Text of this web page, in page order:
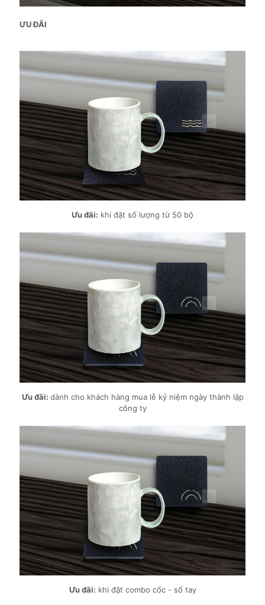
ƯU ĐÃI
Ưu đãi: khi đặt số lượng từ 50 bộ
Ưu đãi: dành cho khách hàng mua lễ kỷ niệm ngày thành lập
công ty
Ưu đãi: khi đặt combo cốc - sổ tay